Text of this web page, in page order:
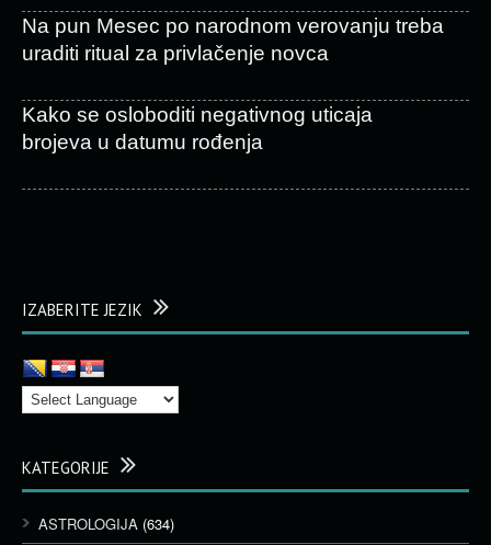
Na pun Mesec po narodnom verovanju treba
uraditi ritual za privlačenje novca
Kako se osloboditi negativnog uticaja
brojeva u datumu rođenja
IZABERITE JEZIK
KATEGORIJE
ASTROLOGIJA (634)